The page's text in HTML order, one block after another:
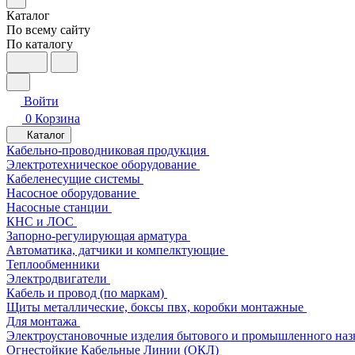
Каталог
По всему сайту
По каталогу
Войти
0 Корзина
Каталог
Кабельно-проводниковая продукция
Электротехническое оборудование
Кабеленесущие системы
Насосное оборудование
Насосные станции
КНС и ЛОС
Запорно-регулирующая арматура
Автоматика, датчики и компелктующие
Теплообменники
Электродвигатели
Кабель и провод (по маркам)
Щиты металлические, боксы пвх, коробки монтажные
Для монтажа
Электроустановочные изделия бытового и промышленного
Огнестойкие Кабельные Линии (ОКЛ)